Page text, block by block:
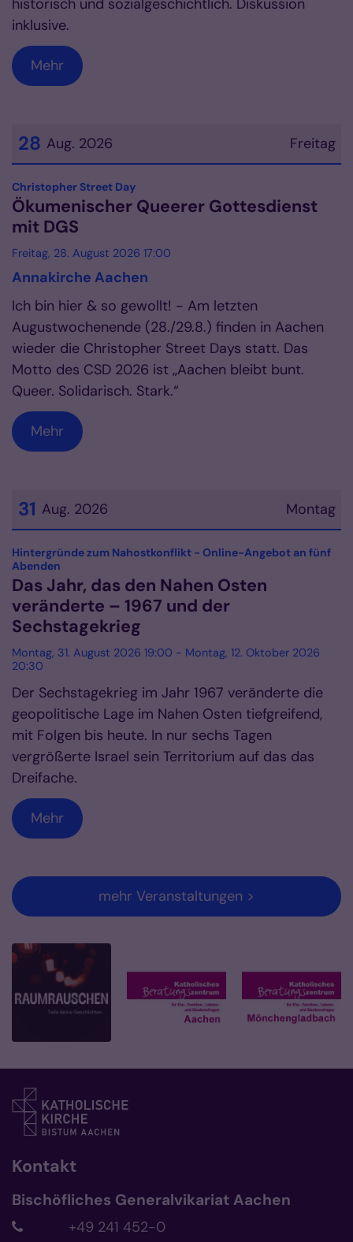
inklusive.
Mehr
Freitag
28 Aug. 2026
Datum: 28. August 2026
Christopher Street Day:
Ökumenischer Queerer Gottesdienst
mit DGS
Freitag, 28. August 2026 17:00
Annakirche Aachen
Ich bin hier & so gewollt! - Am letzten
Augustwochenende (28./29.8.) finden in Aachen
wieder die Christopher Street Days statt. Das
Motto des CSD 2026 ist „Aachen bleibt bunt.
Queer. Solidarisch. Stark.“
Mehr
Montag
31 Aug. 2026
Datum: 31. August 2026
Hintergründe zum Nahostkonflikt - Online-Angebot an fünf
Abenden
Das Jahr, das den Nahen Osten
veränderte – 1967 und der
Sechstagekrieg
Montag, 31. August 2026 19:00 - Montag, 12. Oktober 2026
20:30
Der Sechstagekrieg im Jahr 1967 veränderte die
geopolitische Lage im Nahen Osten tiefgreifend,
mit Folgen bis heute. In nur sechs Tagen
vergrößerte Israel sein Territorium auf das das
Dreifache.
Mehr
mehr Veranstaltungen >
Kontakt
Bischöfliches Generalvikariat Aachen
+49 241 452-0